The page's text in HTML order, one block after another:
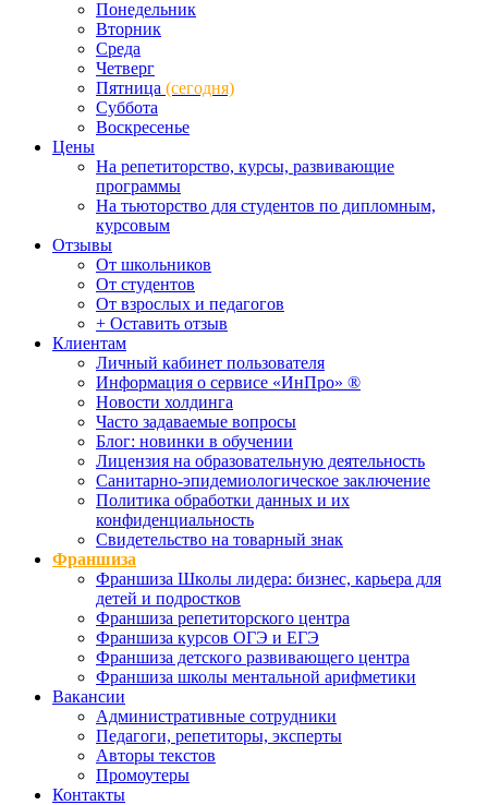
Понедельник
Вторник
Среда
Четверг
Пятница (сегодня)
Суббота
Воскресенье
Цены
На репетиторство, курсы, развивающие
программы
На тьюторство для студентов по дипломным,
курсовым
Отзывы
От школьников
От студентов
От взрослых и педагогов
+ Оставить отзыв
Клиентам
Личный кабинет пользователя
Информация о сервисе «ИнПро» ®
Новости холдинга
Часто задаваемые вопросы
Блог: новинки в обучении
Лицензия на образовательную деятельность
Санитарно-эпидемиологическое заключение
Политика обработки данных и их
конфиденциальность
Свидетельство на товарный знак
Франшиза
Франшиза Школы лидера: бизнес, карьера для
детей и подростков
Франшиза репетиторского центра
Франшиза курсов ОГЭ и ЕГЭ
Франшиза детского развивающего центра
Франшиза школы ментальной арифметики
Вакансии
Административные сотрудники
Педагоги, репетиторы, эксперты
Авторы текстов
Промоутеры
Контакты